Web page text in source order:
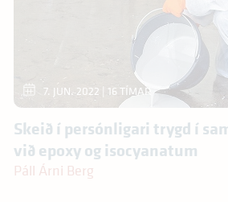
7. JUN. 2022 | 16 TÍMAR
Skeið í persónligari trygd í
við epoxy og isocyanatum
Páll Árni Berg